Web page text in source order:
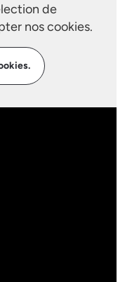
de
nos cookies.